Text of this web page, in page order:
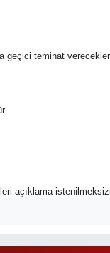
geçici teminat
açıklama